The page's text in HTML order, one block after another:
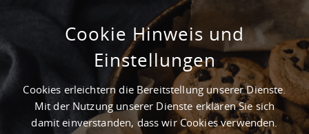
Treffer-Gewerbegebiete in Kühbach
Cookie Hinweis und
Einstellungen
Cookies erleichtern die Bereitstellung unserer Dienste.
Mit der Nutzung unserer Dienste erklären Sie sich
damit einverstanden, dass wir Cookies verwenden.